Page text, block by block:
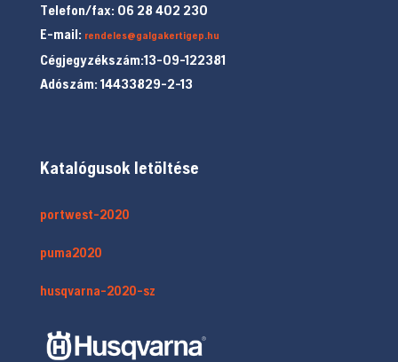
Telefon/fax: 06 28 402 230
E-mail: rendeles@galgakertigep.hu
Cégjegyzékszám:13-09-122381
Adószám: 14433829-2-13
Katalógusok letöltése
portwest-2020
puma2020
husqvarna-2020-sz